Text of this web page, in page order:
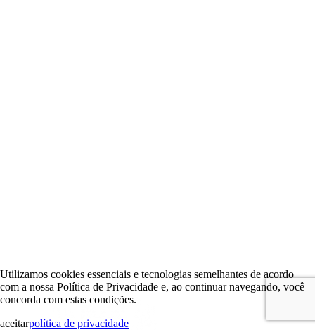
Utilizamos cookies essenciais e tecnologias semelhantes de acordo
com a nossa Política de Privacidade e, ao continuar navegando, você
concorda com estas condições.
aceitarpolítica de privacidade